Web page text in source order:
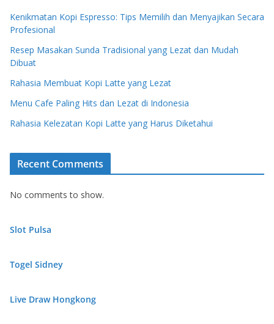
Kenikmatan Kopi Espresso: Tips Memilih dan Menyajikan Secara
Profesional
Resep Masakan Sunda Tradisional yang Lezat dan Mudah
Dibuat
Rahasia Membuat Kopi Latte yang Lezat
Menu Cafe Paling Hits dan Lezat di Indonesia
Rahasia Kelezatan Kopi Latte yang Harus Diketahui
Recent Comments
No comments to show.
Slot Pulsa
Togel Sidney
Live Draw Hongkong